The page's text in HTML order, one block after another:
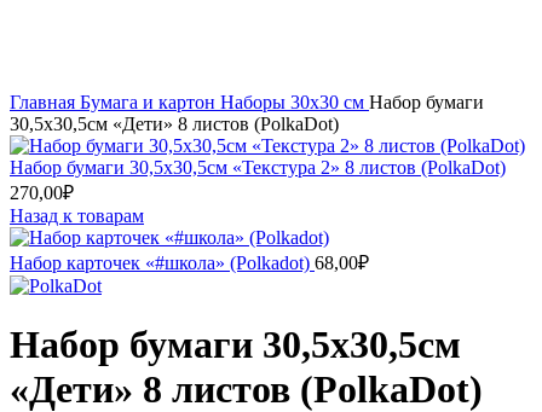
Главная Бумага и картон Наборы 30х30 см Набор бумаги
30,5х30,5см «Дети» 8 листов (PolkaDot)
Набор бумаги 30,5х30,5см «Текстура 2» 8 листов (PolkaDot)
270,00₽
Назад к товарам
Набор карточек «#школа» (Polkadot) 68,00₽
Набор бумаги 30,5х30,5см
«Дети» 8 листов (PolkaDot)